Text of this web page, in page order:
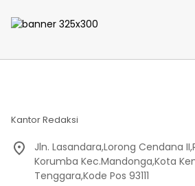
Kantor Redaksi
Jln. Lasandara,Lorong Cendana
Korumba Kec.Mandonga,Kota
Tenggara,Kode Pos 93111